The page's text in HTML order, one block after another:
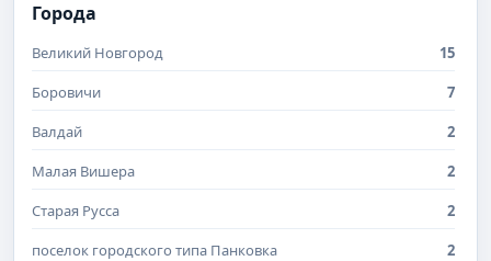
Города
Великий Новгород
15
Боровичи
7
Валдай
2
Малая Вишера
2
Старая Русса
2
поселок городского типа Панковка
2